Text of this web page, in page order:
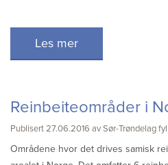
Les mer
Reinbeiteområder i
Publisert 27.06.2016 av Sør-Trøndelag
Områdene hvor det drives samisk